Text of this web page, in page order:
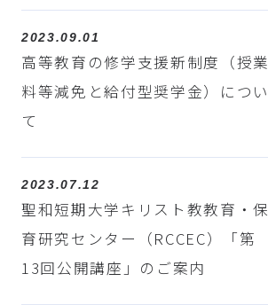
2023.09.01
高等教育の修学支援新制度（授業
料等減免と給付型奨学金）につい
て
2023.07.12
聖和短期大学キリスト教教育・保
育研究センター（RCCEC）「第
13回公開講座」のご案内